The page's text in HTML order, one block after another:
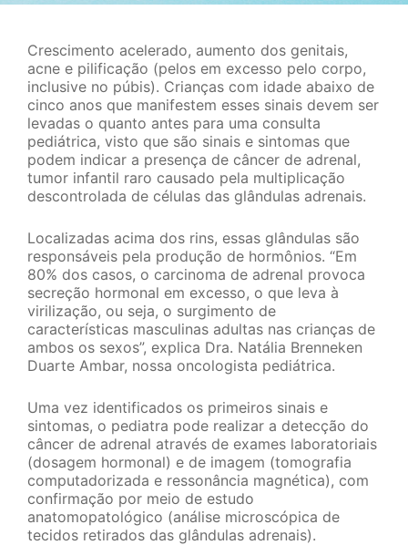
Crescimento acelerado, aumento dos genitais,
acne e pilificação (pelos em excesso pelo corpo,
inclusive no púbis). Crianças com idade abaixo de
cinco anos que manifestem esses sinais devem ser
levadas o quanto antes para uma consulta
pediátrica, visto que são sinais e sintomas que
podem indicar a presença de câncer de adrenal,
tumor infantil raro causado pela multiplicação
descontrolada de células das glândulas adrenais.
Localizadas acima dos rins, essas glândulas são
responsáveis pela produção de hormônios. “Em
80% dos casos, o carcinoma de adrenal provoca
secreção hormonal em excesso, o que leva à
virilização, ou seja, o surgimento de
características masculinas adultas nas crianças de
ambos os sexos”, explica Dra. Natália Brenneken
Duarte Ambar, nossa oncologista pediátrica.
Uma vez identificados os primeiros sinais e
sintomas, o pediatra pode realizar a detecção do
câncer de adrenal através de exames laboratoriais
(dosagem hormonal) e de imagem (tomografia
computadorizada e ressonância magnética), com
confirmação por meio de estudo
anatomopatológico (análise microscópica de
tecidos retirados das glândulas adrenais).